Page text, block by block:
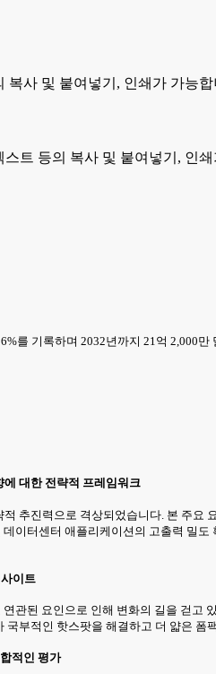
사 및 붙여넣기, 인쇄가 가능
트 등의 복사 및 붙여넣기, 인
를 기록하며 2032년까지 21억 2,000
대한 전략적 프레임워크
추진력으로 격상되었습니다. 본 주
터센터 애플리케이션의 고출력 밀
이트
된 요인으로 인해 변화의 길을 걷고
부적인 핫스팟을 해결하고 더 얇은
적인 평가